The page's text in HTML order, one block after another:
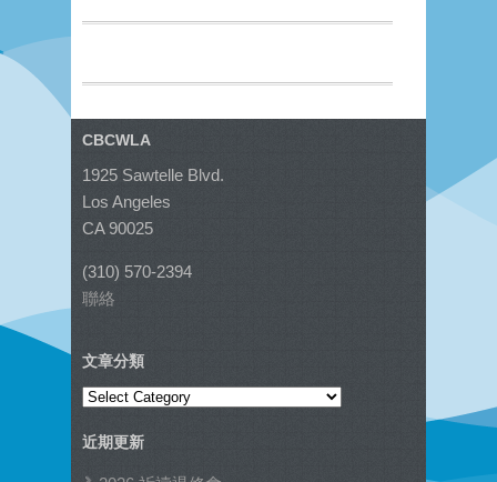
CBCWLA
1925 Sawtelle Blvd.
Los Angeles
CA 90025
(310) 570-2394
聯絡
文章分類
文
分
類
近期更新